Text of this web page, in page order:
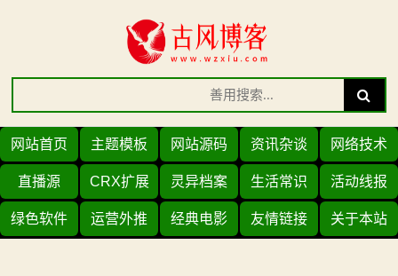
Search
for:
Search
网站首页 主题模板 网站源码 资讯杂谈 网络技术
直播源 CRX扩展 灵异档案 生活常识 活动线报
绿色软件 运营外推 经典电影 友情链接 关于本站